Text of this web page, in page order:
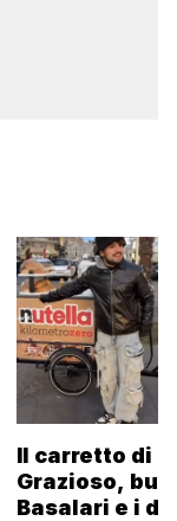
Il carretto di
Grazioso,
Basalari e i